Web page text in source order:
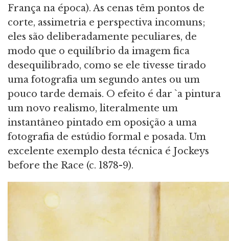
França na época). As cenas têm pontos de
corte, assimetria e perspectiva incomuns;
eles são deliberadamente peculiares, de
modo que o equilíbrio da imagem fica
desequilibrado, como se ele tivesse tirado
uma fotografia um segundo antes ou um
pouco tarde demais. O efeito é dar `a pintura
um novo realismo, literalmente um
instantâneo pintado em oposição a uma
fotografia de estúdio formal e posada. Um
excelente exemplo desta técnica é Jockeys
before the Race (c. 1878-9).